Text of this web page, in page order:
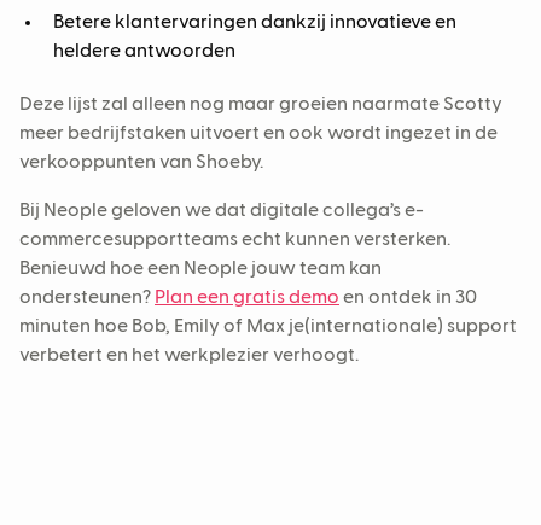
Betere klantervaringen dankzij innovatieve en
heldere antwoorden
Deze lijst zal alleen nog maar groeien naarmate Scotty
meer bedrijfstaken uitvoert en ook wordt ingezet in de
verkooppunten van Shoeby.
Bij Neople geloven we dat digitale collega’s e-
commercesupportteams echt kunnen versterken.
Benieuwd hoe een Neople jouw team kan
ondersteunen? Plan een gratis demo en ontdek in 30
minuten hoe Bob, Emily of Max je(internationale) support
verbetert en het werkplezier verhoogt.